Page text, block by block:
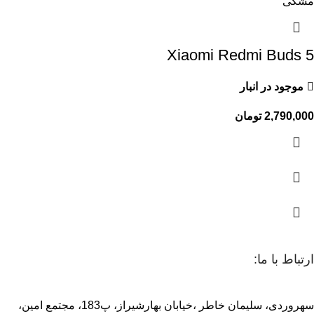
Xiaomi Redmi Buds 5
موجود در انبار
2,790,000 تومان
ارتباط با ما:
سهروردی، سلیمان خاطر ،خیابان بهارشیراز، پ183، مجتمع امین،